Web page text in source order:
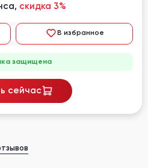
скидка 3%
В избранное
защищена
сейчас